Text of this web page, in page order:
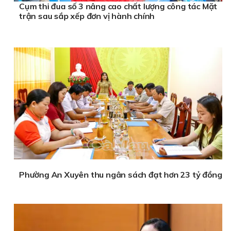
Cụm thi đua số 3 nâng cao chất lượng công tác Mặt
trận sau sắp xếp đơn vị hành chính
Phường An Xuyên thu ngân sách đạt hơn 23 tỷ đồng